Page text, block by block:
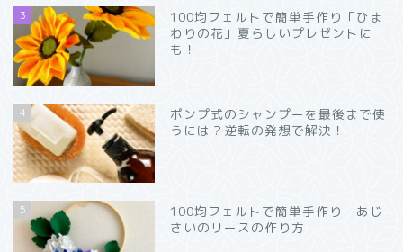
3
100均フェルトで簡単手作り「ひま
わりの花」夏らしいプレゼントに
も！
4
ポンプ式のシャンプーを最後まで使
うには？逆転の発想で解決！
5
100均フェルトで簡単手作り あじ
さいのリースの作り方